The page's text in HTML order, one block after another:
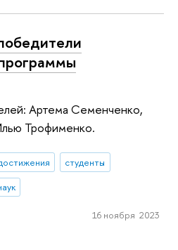
Артема Семенченко,
Трофименко.
студенты
16 ноября 2023